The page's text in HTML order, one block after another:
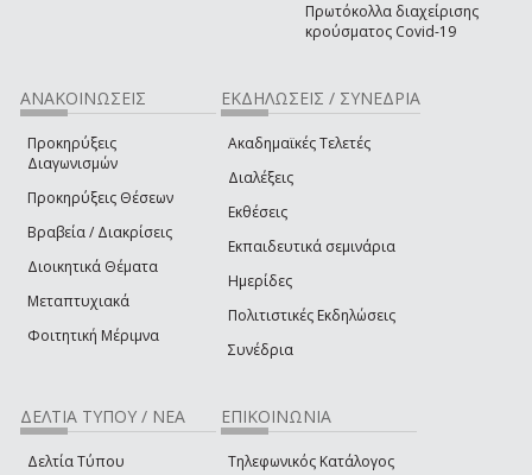
Πρωτόκολλα διαχείρισης
κρούσματος Covid-19
ΑΝΑΚΟΙΝΩΣΕΙΣ
Προκηρύξεις
Διαγωνισμών
Προκηρύξεις Θέσεων
Βραβεία / Διακρίσεις
Διοικητικά Θέματα
Μεταπτυχιακά
Φοιτητική Μέριμνα
ΕΚΔΗΛΩΣΕΙΣ / ΣΥΝΕΔΡΙΑ
Ακαδημαϊκές Τελετές
Διαλέξεις
Εκθέσεις
Εκπαιδευτικά σεμινάρια
Ημερίδες
Πολιτιστικές Εκδηλώσεις
Συνέδρια
ΔΕΛΤΙΑ ΤΥΠΟΥ / ΝΕΑ
Δελτία Τύπου
ΕΠΙΚΟΙΝΩΝΙΑ
Τηλεφωνικός Κατάλογος